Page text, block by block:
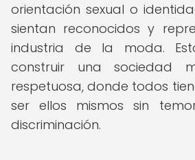
orientación sexual o
sientan reconocidos y
industria de la moda.
construir una sociedad
respetuosa, donde todos
ser ellos mismos sin
discriminación.